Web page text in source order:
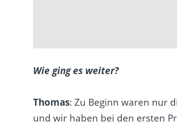
Wie ging es weiter?
Thomas: Zu Beginn waren nur
und wir haben bei den ersten